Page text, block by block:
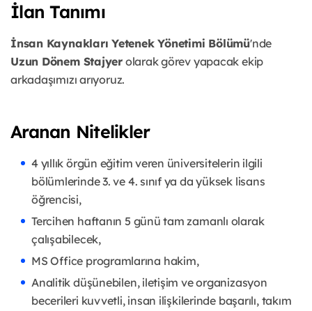
İlan Tanımı
İnsan Kaynakları Yetenek Yönetimi Bölümü'nde
Uzun Dönem Stajyerolarak görev yapacak ekip
arkadaşımızı arıyoruz.
Aranan Nitelikler
4 yıllık örgün eğitim veren üniversitelerin ilgili
bölümlerinde 3. ve 4. sınıf ya da yüksek lisans
öğrencisi,
Tercihen haftanın 5 günü tam zamanlı olarak
çalışabilecek,
MS Office programlarına hakim,
Analitik düşünebilen, iletişim ve organizasyon
becerileri kuvvetli, insan ilişkilerinde başarılı, takım